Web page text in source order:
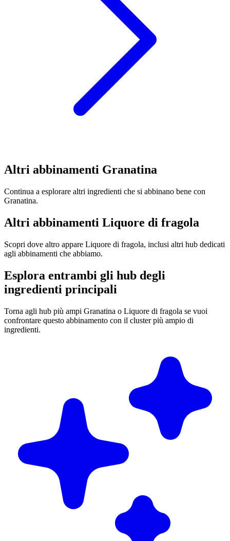
Altri abbinamenti Granatina
Continua a esplorare altri ingredienti che si abbinano bene con
Granatina.
Altri abbinamenti Liquore di fragola
Scopri dove altro appare Liquore di fragola, inclusi altri hub dedicati
agli abbinamenti che abbiamo.
Esplora entrambi gli hub degli
ingredienti principali
Torna agli hub più ampi Granatina o Liquore di fragola se vuoi
confrontare questo abbinamento con il cluster più ampio di
ingredienti.